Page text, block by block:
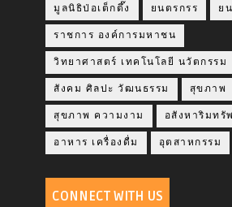
มูลนิธิป่อเต็กตึ๊ง ยนตรกรร ย
ราชการ องค์การมหาชน
วิทยาศาสตร์ เทคโนโลยี นวัตกรรม
สังคม ศิลปะ วัฒนธรรม สุขภาพ
สุขภาพ ความงาม อสังหาริมทรั
อาหาร เครื่องดื่ม อุตสาหกรรม
CONNECT WITH US